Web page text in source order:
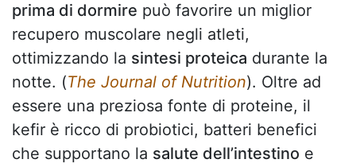
prima di dormire può favorire un miglior
recupero muscolare negli atleti,
ottimizzando la sintesi proteica durante la
notte. (The Journal of Nutrition). Oltre ad
essere una preziosa fonte di proteine, il
kefir è ricco di probiotici, batteri benefici
che supportano la salute dell’intestino e